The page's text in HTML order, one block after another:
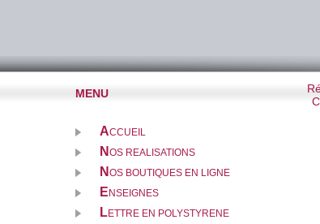
MENU
ACCUEIL
N OS REALISATIONS
N OS BOUTIQUES EN LIGNE
E NSEIGNES
LETTRE EN POLYSTYRENE